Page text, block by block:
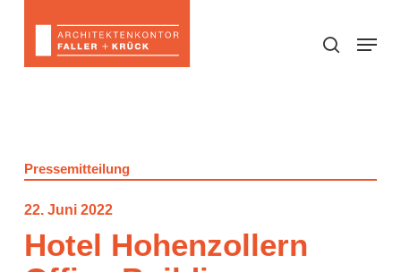
search
Menu
Pressemitteilung
22. Juni 2022
Hotel Hohenzollern